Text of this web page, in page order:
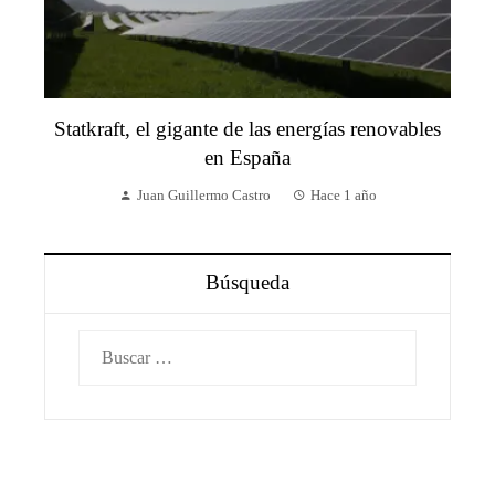
Statkraft, el gigante de las energías renovables
en España
Juan Guillermo Castro Hace 1 año
Búsqueda